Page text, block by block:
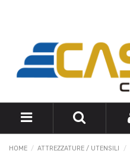
HOME ATTREZZATURE / UTENSILI